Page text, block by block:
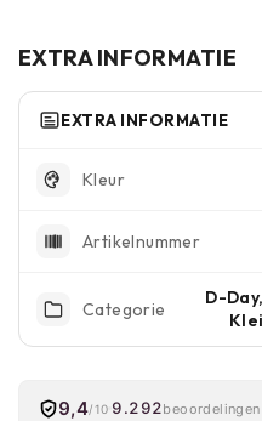
EXTRA INFORMATIE
EXTRA INFORMATIE
Kleur
Artikelnummer
Categorie
D-
9,4/10 9.292beoordelingen